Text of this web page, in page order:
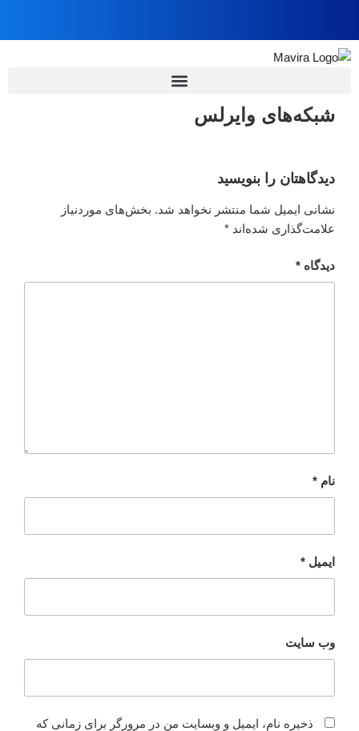
شبکه‌های وایرلس
دیدگاهتان را بنویسید
نشانی ایمیل شما منتشر نخواهد شد. بخش‌های موردنیاز
علامت‌گذاری شده‌اند *
دیدگاه *
نام *
ایمیل *
وب‌ سایت
ذخیره نام، ایمیل و وبسایت من در مرورگر برای زمانی که